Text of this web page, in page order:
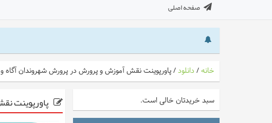
صفحه اصلی
خانه/ دانلود/پاورپوینت نقش آموزش و پرورش در پرورش شهروندان آگاه
پاورپوینت سبد خریدتان خالی است.